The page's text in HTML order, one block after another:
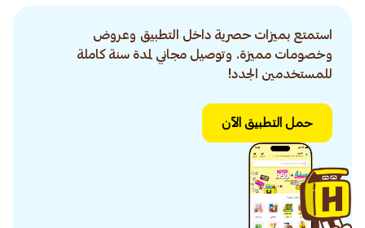
استمتع بميزات حصرية داخل التطبيق وعروض
وخصومات مميزة. وتوصيل مجاني لمدة سنة كاملة
للمستخدمين الجدد!
حمل التطبيق الآن